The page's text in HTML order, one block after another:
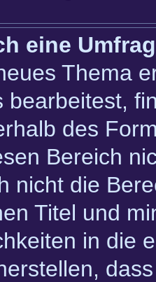
eine
Thema
bearbeitest,
des
Bereich
nicht die
Titel und
in die